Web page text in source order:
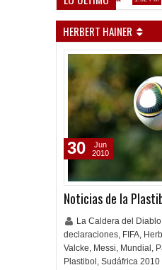
HERBERT HAINER
Noticias de la
La Caldera del Diablo
declaraciones, FIFA,
Valcke, Messi, Mundial ,
Plastibol , Sudáfrica 2010
30
Jun
2010